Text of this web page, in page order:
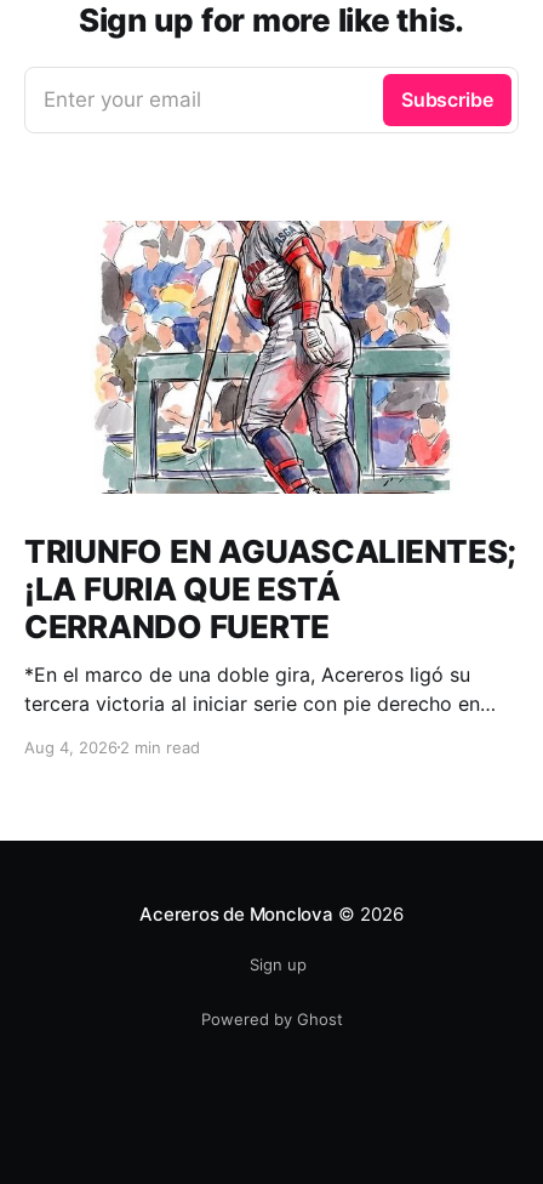
Sign up for more like this.
Enter your email Subscribe
TRIUNFO EN AGUASCALIENTES;
¡LA FURIA QUE ESTÁ
CERRANDO FUERTE
*En el marco de una doble gira, Acereros ligó su
tercera victoria al iniciar serie con pie derecho en
agosto 2026.-. Andretty Cordero disparó
Aug 4, 2026 2 min read
Acereros de Monclova © 2026
Sign up
Powered by Ghost